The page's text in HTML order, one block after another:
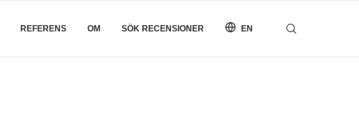
REFERENS OM SÖK RECENSIONER EN